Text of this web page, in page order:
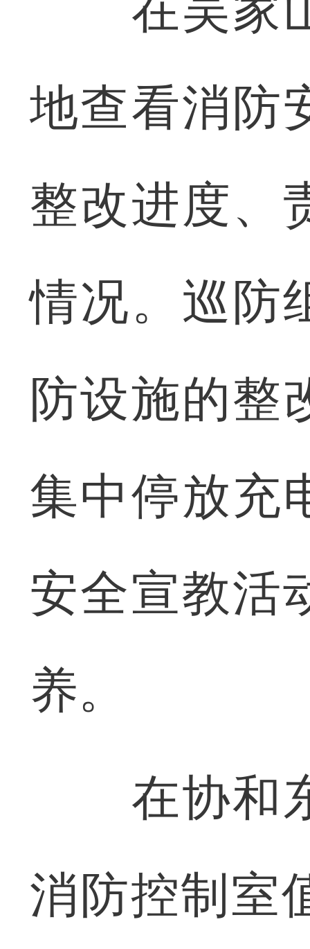
地查看消防
整改进度、
情况。巡防
防设施的整
集中停放充
安全宣教活
养。
在协和东
消防控制室